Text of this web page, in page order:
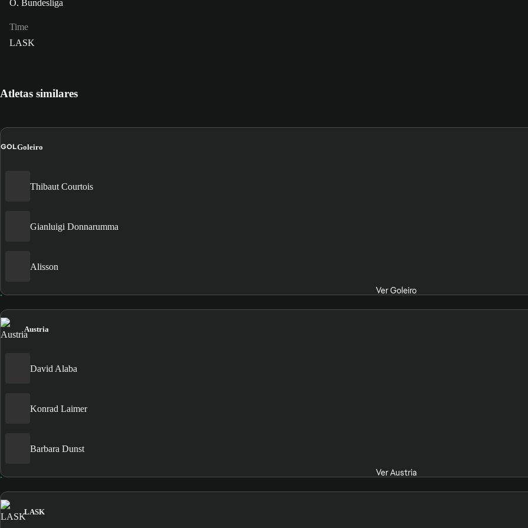
Ö. Bundesliga
Time
LASK
Atletas similares
GOLGoleiro
Thibaut Courtois
Gianluigi Donnarumma
Alisson
Ver Goleiro
Austria
David Alaba
Konrad Laimer
Barbara Dunst
Ver Austria
LASK